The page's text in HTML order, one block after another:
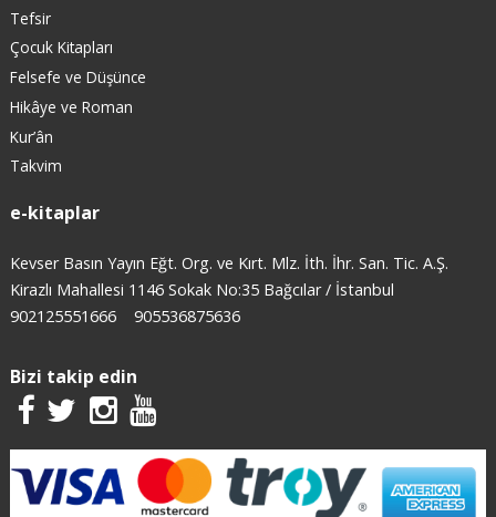
Tefsir
Çocuk Kitapları
Felsefe ve Düşünce
Hikâye ve Roman
Kur’ân
Takvim
e-kitaplar
Kevser Basın Yayın Eğt. Org. ve Kırt. Mlz. İth. İhr. San. Tic. A.Ş.
Kirazlı Mahallesi 1146 Sokak No:35 Bağcılar / İstanbul
902125551666
905536875636
Bizi takip edin